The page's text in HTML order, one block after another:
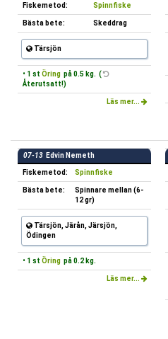
Fiskemetod: Spinnfiske
Bästa bete: Skeddrag
Tärsjön
• 1 st Öring på 0.5 kg. (
Återutsatt!)
Läs mer...
07-13 Edvin Nemeth
Fiskemetod: Spinnfiske
Bästa bete:
Spinnare mellan (6-
12 gr)
Tärsjön, Järån, Järsjön,
Ödingen
• 1 st Öring på 0.2 kg.
Läs mer...